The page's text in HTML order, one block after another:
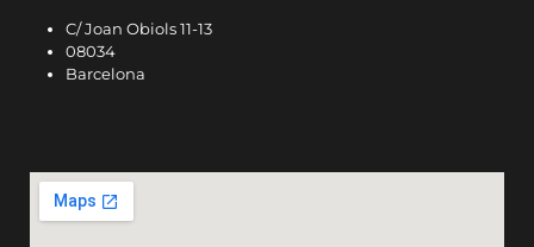
C/ Joan Obiols 11-13
08034
Barcelona